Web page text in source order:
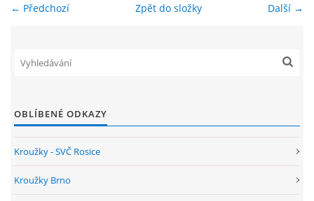
ŠKOLNÍ DRUŽINA
ŠKOLNÍ JÍDELNA
ARCHIV
← Předchozí Další →
Zpět do složky
OBLÍBENÉ ODKAZY
Kroužky - SVČ Rosice
Kroužky Brno